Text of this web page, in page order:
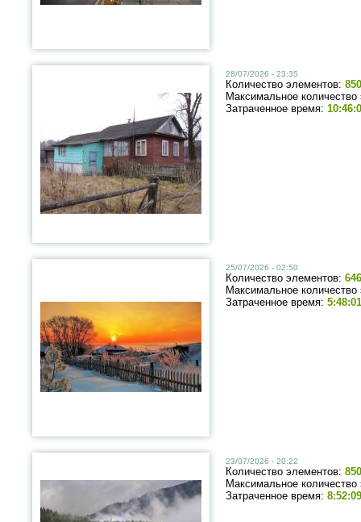
28/07/2026 - 23:35
Количество элементов: 850
Максимальное
Затраченное время:
25/07/2026 - 02:50
Количество элементов: 646
Максимальное
Затраченное время: 5:48:01
23/07/2026 - 20:22
Количество элементов: 850
Максимальное
Затраченное время: 8:52:09